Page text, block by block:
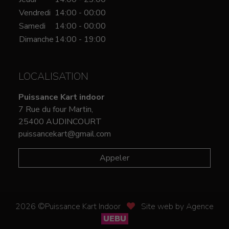
Vendredi 14:00 - 00:00
Samedi
14:00 - 00:00
Dimanche 14:00 - 19:00
LOCALISATION
Puissance Kart indoor
7 Rue du four Martin,
25400 AUDINCOURT
puissancekart@gmail.com
Appeler
2026 ©Puissance Kart Indoor
Site web by Agence
UEBU